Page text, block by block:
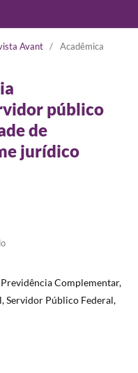
Avant / Acadêmica
público
de
jurídico
Complementar,
Servidor Público Federal,